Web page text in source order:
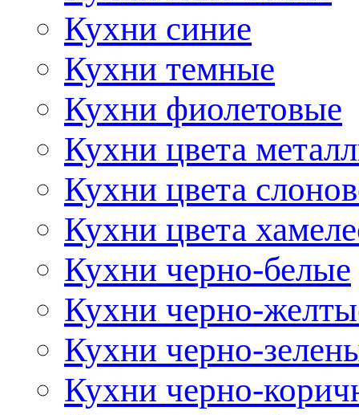
Кухни синие
Кухни темные
Кухни фиолетовые
Кухни цвета
Кухни цвета
Кухни цвета
Кухни черно-белые
Кухни черно-
Кухни черно-
Кухни черно-